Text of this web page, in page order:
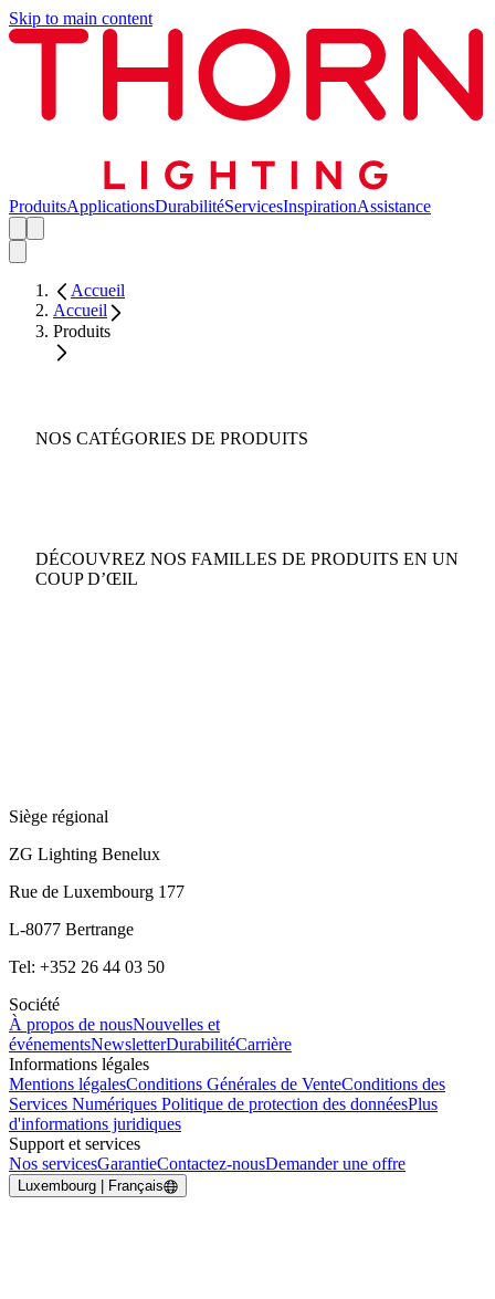
Skip to main content
ProduitsApplicationsDurabilitéServicesInspirationAssistance
Accueil
Accueil
Produits
NOS CATÉGORIES DE PRODUITS
DÉCOUVREZ NOS FAMILLES DE PRODUITS EN UN
COUP D’ŒIL
Siège régional
ZG Lighting Benelux
Rue de Luxembourg 177
L-8077 Bertrange
Tel: +352 26 44 03 50
Société
À propos de nousNouvelles et
événementsNewsletterDurabilitéCarrière
Informations légales
Mentions légalesConditions Générales de VenteConditions des
Services Numériques Politique de protection des donnéesPlus
d'informations juridiques
Support et services
Nos servicesGarantieContactez-nousDemander une offre
Luxembourg | Français